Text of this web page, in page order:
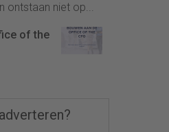
ontstaan niet op...
of the